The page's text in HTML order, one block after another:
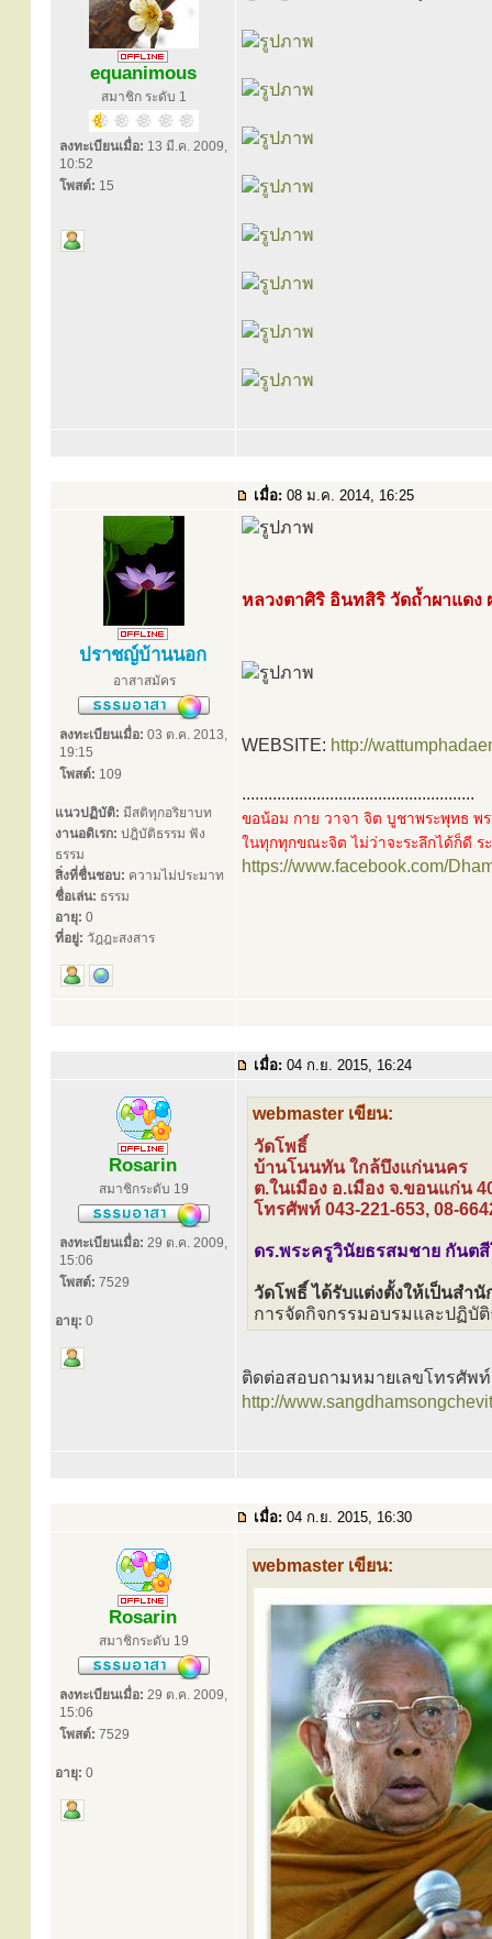
equanimous
สมาชิก ระดับ 1
ลงทะเบียนเมื่อ: 13 มี.ค. 2009,
10:52
โพสต์: 15
เมื่อ: 08 ม.ค. 2014, 16:25
ปราชญ์บ้านนอก
อาสาสมัคร
ลงทะเบียนเมื่อ: 03 ต.ค. 2013,
19:15
โพสต์: 109
แนวปฏิบัติ: มีสติทุกอริยาบท
งานอดิเรก: ปฎิบัติธรรม ฟัง
ธรรม
สิ่งที่ชื่นชอบ: ความไม่ประมาท
ชื่อเล่น: ธรรม
อายุ: 0
ที่อยู่: วัฎฎะสงสาร
หลวงตาศิริ อินทสิริ วัดถ้ำผาแดง
WEBSITE: http://
.....................................................
ขอน้อม กาย วาจา จิต บูชาพระพุทธ พ
ในทุกทุกขณะจิต ไม่ว่าจะระลึกได้ก็ดี
https://www.facebook.com/
เมื่อ: 04 ก.ย. 2015, 16:24
Rosarin
สมาชิกระดับ 19
ลงทะเบียนเมื่อ: 29 ต.ค. 2009,
15:06
โพสต์: 7529
อายุ: 0
webmaster เขียน:
วัดโพธิ์
บ้านโนนทัน ใกล้บึงแก่นนคร
ต.ในเมือง อ.เมือง จ.ขอนแก่น
โทรศัพท์ 043-221-653, 08-
ดร.พระครูวินัยธรสมชาย กันตสี
วัดโพธิ์ ได้รับแต่งตั้งให้เป็นสำ
การจัดกิจกรรมอบรมและปฏิบั
ติดต่อสอบถามหมายเลขโทรศัพ
http://
เมื่อ: 04 ก.ย. 2015, 16:30
Rosarin
สมาชิกระดับ 19
ลงทะเบียนเมื่อ: 29 ต.ค. 2009,
15:06
โพสต์: 7529
อายุ: 0
webmaster เขียน: